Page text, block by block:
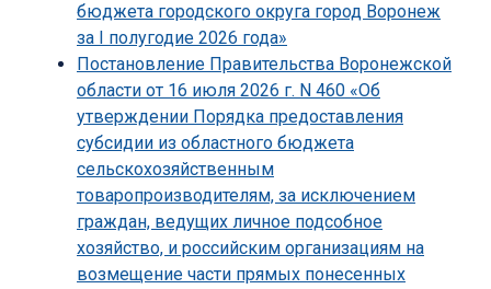
бюджета городского округа город Воронеж
за I полугодие 2026 года»
Постановление Правительства Воронежской
области от 16 июля 2026 г. N 460 «Об
утверждении Порядка предоставления
субсидии из областного бюджета
сельскохозяйственным
товаропроизводителям, за исключением
граждан, ведущих личное подсобное
хозяйство, и российским организациям на
возмещение части прямых понесенных